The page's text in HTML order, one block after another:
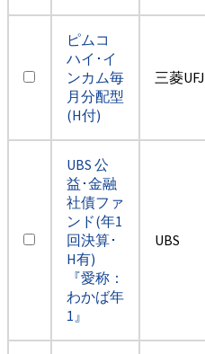
ピムコ
ハイ･イ
ンカム毎
月分配型
(H付)
三菱UFJ
UBS 公
益･金融
社債ファ
ンド(年1
回決算･
H有)
『愛称：
わかば年
1』
UBS